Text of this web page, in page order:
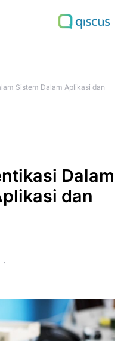
Sistem Dalam Aplikasi dan
Dalam
dan